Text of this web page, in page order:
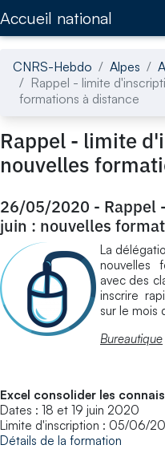
Accueil national
CNRS-Hebdo Alpes
Rappel - limite
formations à distance
Rappel - limite
nouvelles
26/05/2020 - Rappel
juin : nouvelles
La
nouvelles
avec des
inscrire
sur le mois
Bureautique
Excel consolider les
Dates : 18 et 19 juin 2020
Limite d'inscription : 05/06/
Détails de la formation